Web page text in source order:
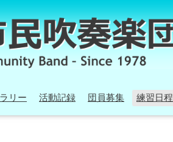
リー 活動記録 団員募集 練習日程